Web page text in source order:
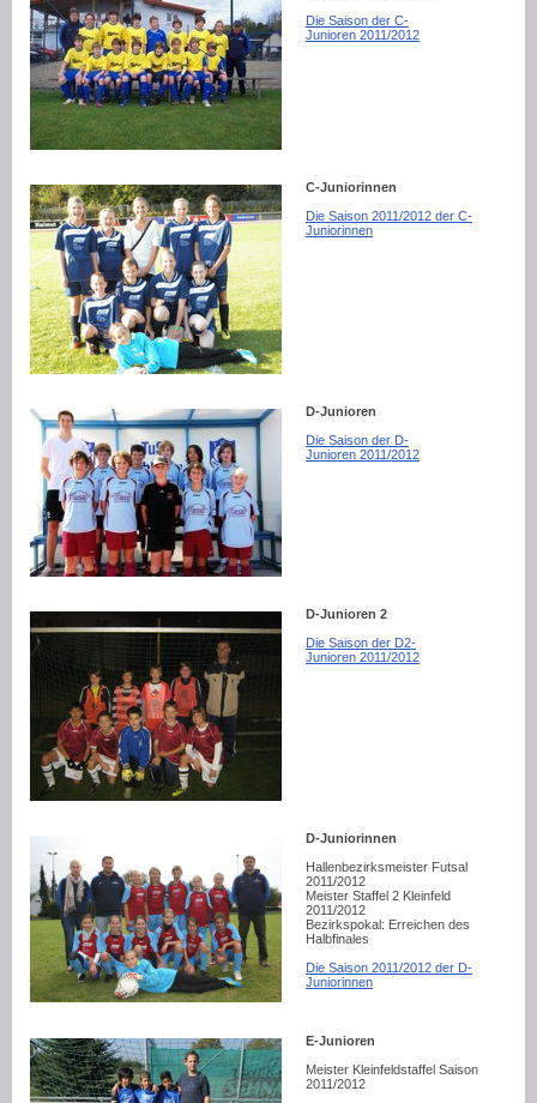
Die Saison der C-
Junioren 2011/2012
C-Juniorinnen
Die Saison 2011/2012 der C-
Juniorinnen
D-Junioren
Die Saison der D-
Junioren 2011/2012
D-Junioren 2
Die Saison der D2-
Junioren 2011/2012
D-Juniorinnen
Hallenbezirksmeister Futsal
2011/2012
Meister Staffel 2 Kleinfeld
2011/2012
Bezirkspokal: Erreichen des
Halbfinales
Die Saison 2011/2012 der D-
Juniorinnen
E-Junioren
Meister Kleinfeldstaffel Saison
2011/2012